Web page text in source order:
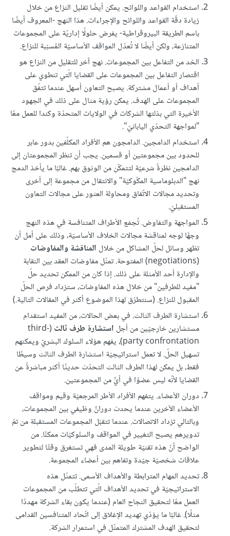
استخدام القواعد واللوائح. يمكن أيضًا تقليل النزاع من خلال
زيادة دقّة القواعد واللوائح والإجراءات. هذا النهج -المعروف أيضًا
باسم الطريقة البيروقراطية- يفرض حلولًا إداريّة على المجموعات
المتنازعة، ولكن أيضًا لا تُعدّل المواقف الأساسيّة المُسبّبة للنزاع.
الحّد من التفاعل بين المجموعات. نهج آخر للتقليل من النزاع هو
اقتصار التفاعل بين المجموعات على القضايا الّتي تنطوي على
أهداف أو أعمال مشتركة. يصبح التعاون أسهل عندما تتفّق
المجموعات على الهدف. يمكن رؤية مثال على ذلك في الجهود
الأخيرة التي بذلتها الشركات في الولايات المتحدّة وكندا للعمل معًا
"لمواجهة التحدّي اليابانيّ".
استخدام الدامجين. الدامجون هم الأفراد المكلّفين بدور عابر
للحدود بين مجموعتين أو قسمين. يجب أن تنظر المجموعتان إلى
الدامجين نظرةً شرعيّة لتتمكّن من الوثوق بهم. غالبًا ما يأخذ الدمج
نهج "الدبلوماسية المكّوكيّة" والانتقال من مجموعة إلى أخرى
وتحديد مجالات الاتّفاق ومحاولة العثور على مجالات التعاون
المستقبليّ.
المواجهة والتفاوض. تُجمَع الأطراف المتنافسة في هذه النهج
وجهًا لوجه لمناقشة مجالات الخلاف الأساسيّة، وذلك على أمل أن
تظهر وسائل لحلّ المشاكل من خلال المناقشة والمفاوضات
(negotiations) المفتوحة. تمثّل مفاوضات العقد بين النقابة
والإدارة أحد الأمثلة على ذلك. إذا كان من الممكن تحديد حلّ
"مفيد للطرفين" من خلال هذه المفاوضات، ستزداد فرص الحلّ
المقبول للنزاع. (سنتطرّق لهذا الموضوع أكثر في المقالات التالية.)
استشارة الطرف الثالث. في بعض الحالات، من المفيد استقدام
مستشارين خارجيّين من أجل استشارة طرف ثالث (third-
party confrontation)، يفهم هؤلاء السلوك البشريّ ويمكنهم
تسهيل الحلّ. لا تعمل استراتيجيّة استشارة الطرف الثالث وسيطًا
فقط، بل يمكن لهذا الطرف الثالث التحدّث حديثًا أكثر مباشرةً عن
القضايا لأنّه ليس عضوًا في أيٍّ من المجموعتين.
دوران الأعضاء. يتفهم الأفراد الأطر المرجعيّة وقيم ومواقف
الأعضاء الآخرين عندما يحدث دورانٌ وظيفي بين المجموعات،
وبالتالي تزداد الاتصالات. عندما تتقبّل المجموعات المستقبلة من تمّ
تدويرهم يصبح التغيير في المواقف والسلوكيّات ممكنًا. من
الواضح أنّ هذه تقنيّة طويلة المدى فهي تستغرق وقتًا لتطوير
علاقات شخصيّة جيّدة وتفاهم بين أعضاء المجموعة.
تحديد المهام المترابطة والأهداف الأسمى. تتمثّل هذه
الاستراتيجيّة في تحديد الأهداف الّتي تتطلّب من المجموعات
العمل معًا لتحقيق النجاح العام (عندما يكون بقاء الشركة مهددًا
مثلًا). غالبًا ما يؤدّي تهديد الإغلاق إلى اتّحاد المتنافسين القدامى
لتحقيق الهدف المشترك المتمثّل في استمرار الشركة.